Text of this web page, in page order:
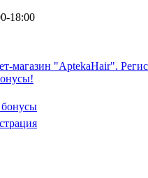
18:00
магазин "AptekaHair".